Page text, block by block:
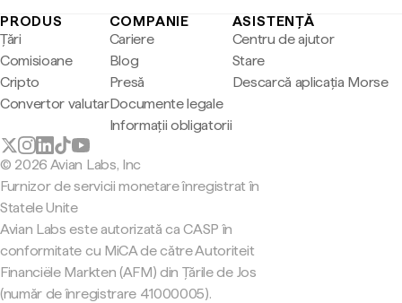
PRODUS
Țări
Comisioane
Cripto
Convertor valutar
COMPANIE
Cariere
Blog
Presă
Documente legale
Informații obligatorii
ASISTENȚĂ
Centru de ajutor
Stare
Descarcă aplicația Morse
© 2026 Avian Labs, Inc
Furnizor de servicii monetare înregistrat în
Statele Unite
Avian Labs este autorizată ca CASP în
conformitate cu MiCA de către Autoriteit
Financiële Markten (AFM) din Țările de Jos
(număr de înregistrare 41000005).